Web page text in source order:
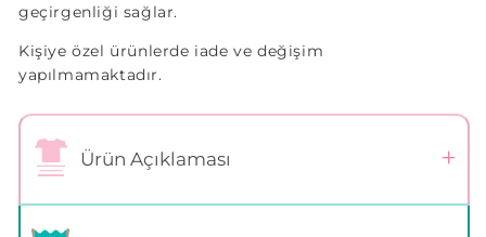
geçirgenliği sağlar.
Kişiye özel ürünlerde iade ve değişim
yapılmamaktadır.
Ürün Açıklaması